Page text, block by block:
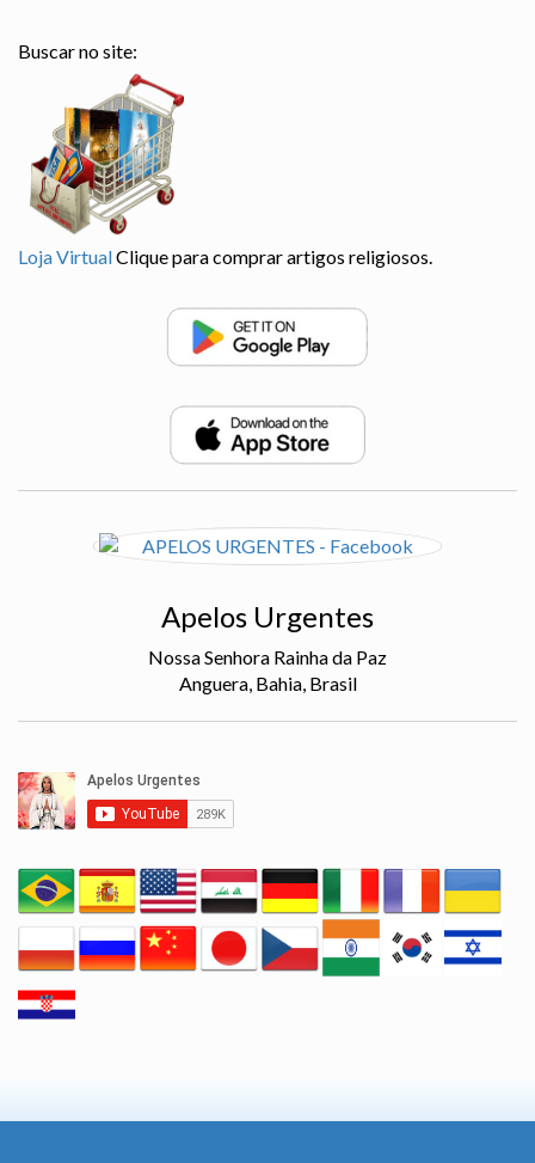
Buscar no site:
Loja VirtualClique para comprar artigos religiosos.
Apelos Urgentes
Nossa Senhora Rainha da Paz
Anguera, Bahia, Brasil